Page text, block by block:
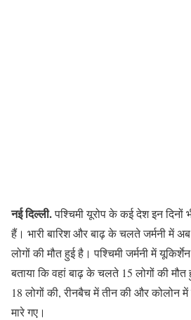
नई दिल्ली.पश्चिमी यूरोप के कई देश इन दिनों
हैं। भारी बारिश और बाढ़ के चलते जर्मनी में
लोगों की मौत हुई है। पश्चिमी जर्मनी में
बताया कि वहां बाढ़ के चलते 15 लोगों की
18 लोगों की, रीनबैच में तीन की और कोलोन
मारे गए।